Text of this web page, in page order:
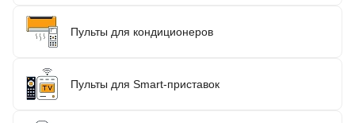
Пульты для кондиционеров
Пульты для Smart-приставок